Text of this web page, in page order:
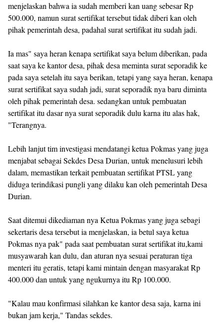
menjelaskan bahwa ia sudah memberi kan uang sebesar Rp
500.000, namun surat sertifikat tersebut tidak diberi kan oleh
pihak pemerintah desa, padahal surat sertifikat itu sudah jadi.
Ia mas" saya heran kenapa sertifikat saya belum diberikan, pada
saat saya ke kantor desa, pihak desa meminta surat seporadik ke
pada saya setelah itu saya berikan, tetapi yang saya heran, kenapa
surat sertifikat saya sudah jadi, surat seporadik nya baru diminta
oleh pihak pemerintah desa. sedangkan untuk pembuatan
sertifikat itu dasar nya surat seporadik dulu karna itu alas hak,
"Terangnya.
Lebih lanjut tim investigasi mendatangi ketua Pokmas yang juga
menjabat sebagai Sekdes Desa Durian, untuk menelusuri lebih
dalam, memastikan terkait pembuatan sertifikat PTSL yang
diduga terindikasi pungli yang dilaku kan oleh pemerintah Desa
Durian.
Saat ditemui dikediaman nya Ketua Pokmas yang juga sebagi
sekertaris desa tersebut ia menjelaskan, ia betul saya ketua
Pokmas nya pak" pada saat pembuatan surat sertifikat itu,kami
musyawarah kan dulu, dan aturan nya sesuai peraturan tiga
menteri itu geratis, tetapi kami mintain dengan masyarakat Rp
400.000 dan untuk yang ngukurnya itu Rp 100.000.
"Kalau mau konfirmasi silahkan ke kantor desa saja, karna ini
bukan jam kerja," Tandas sekdes.